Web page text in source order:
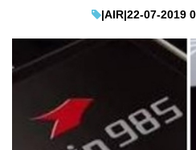
|AIR|22-07-2019